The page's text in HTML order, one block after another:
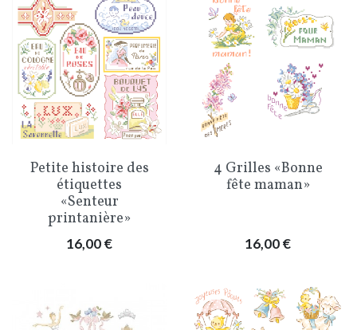
Petite histoire des
étiquettes
«Senteur
printanière»
Prix
16,00 €
4 Grilles «Bonne
fête maman»
Prix
16,00 €